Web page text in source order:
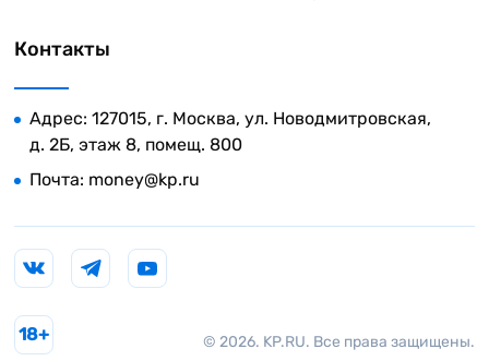
Контакты
Адрес: 127015, г. Москва, ул. Новодмитровская,
д. 2Б, этаж 8, помещ. 800
Почта: money@kp.ru
© 2026. KP.RU. Все права защищены.
18+